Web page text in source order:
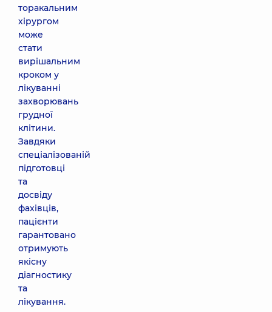
торакальним
хірургом
може
стати
вирішальним
кроком у
лікуванні
захворювань
грудної
клітини.
Завдяки
спеціалізованій
підготовці
та
досвіду
фахівців,
пацієнти
гарантовано
отримують
якісну
діагностику
та
лікування.